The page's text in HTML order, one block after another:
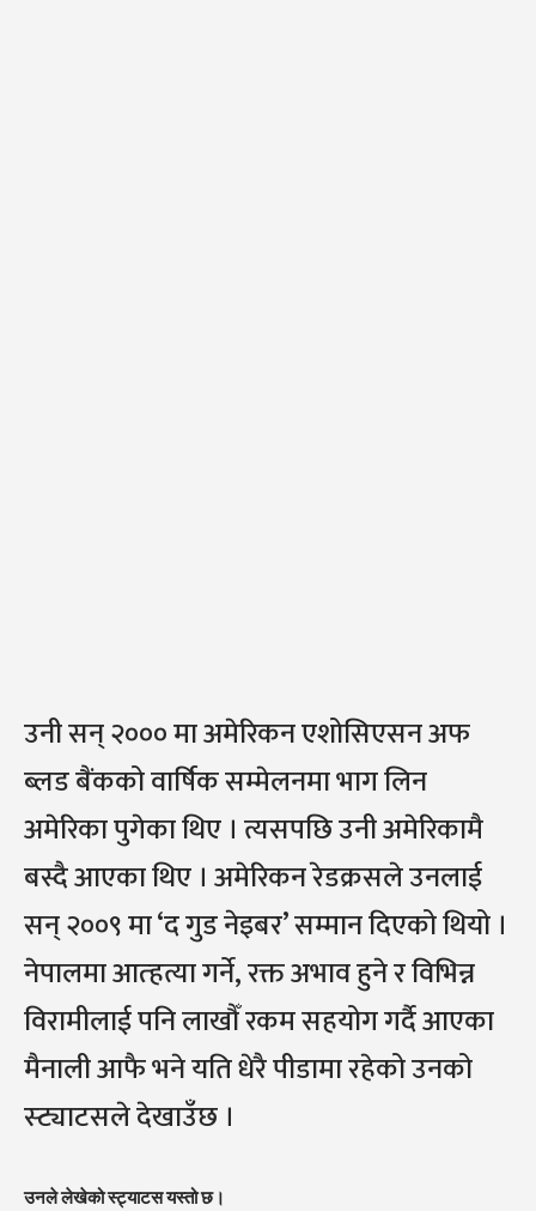
उनी सन् २००० मा अमेरिकन एशोसिएसन अफ
ब्लड बैंकको वार्षिक सम्मेलनमा भाग लिन
अमेरिका पुगेका थिए । त्यसपछि उनी अमेरिकामै
बस्दै आएका थिए । अमेरिकन रेडक्रसले उनलाई
सन् २००९ मा ‘द गुड नेइबर’ सम्मान दिएको थियो ।
नेपालमा आत्हत्या गर्ने, रक्त अभाव हुने र विभिन्न
विरामीलाई पनि लाखौँ रकम सहयोग गर्दै आएका
मैनाली आफै भने यति धेरै पीडामा रहेको उनको
स्ट्याटसले देखाउँछ ।
उनले लेखेको स्ट्याटस यस्तो छ।